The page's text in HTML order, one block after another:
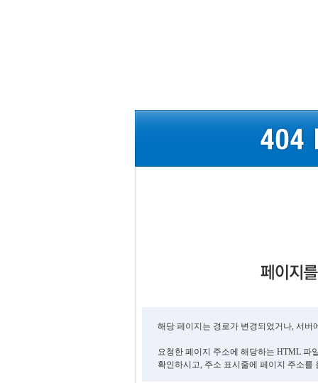
해당 페이지는 경로가 변경되었거나, 서
요청한 페이지 주소에 해당하는 HTML 파
확인하시고, 주소 표시줄에 페이지 주소